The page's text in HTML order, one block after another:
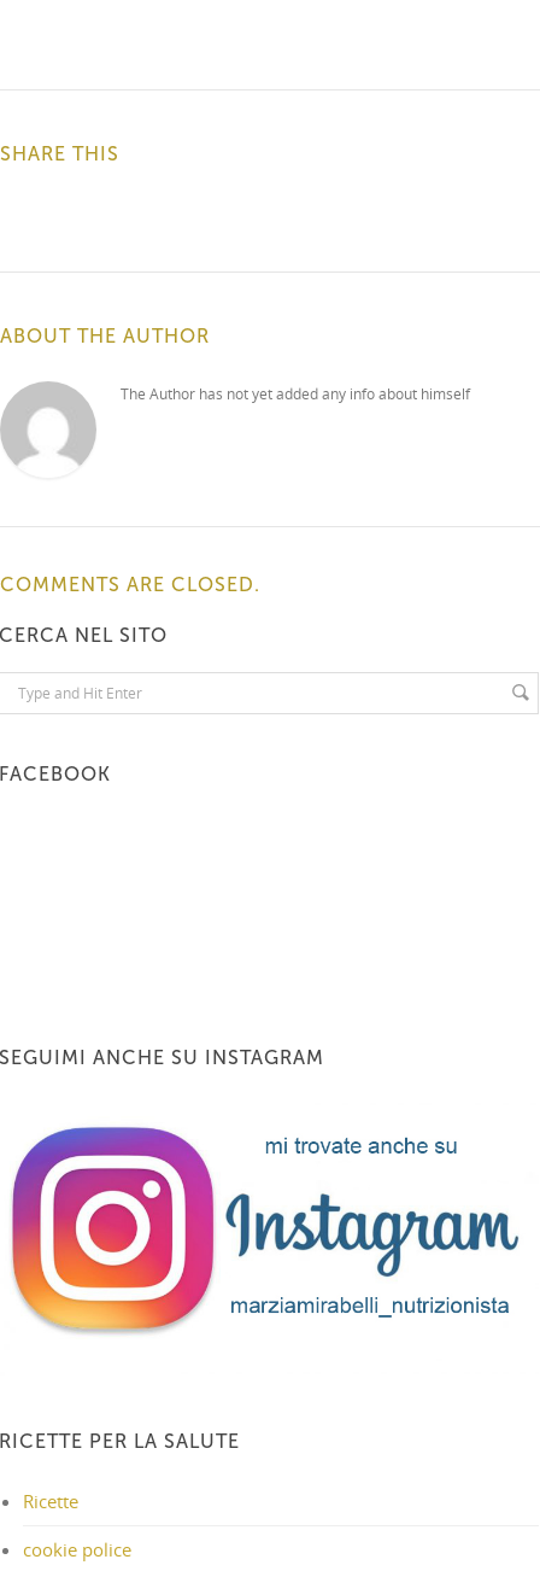
SHARE THIS
ABOUT THE AUTHOR
The Author has not yet added any info about himself
COMMENTS ARE CLOSED.
CERCA NEL SITO
FACEBOOK
SEGUIMI ANCHE SU INSTAGRAM
RICETTE PER LA SALUTE
Ricette
cookie police